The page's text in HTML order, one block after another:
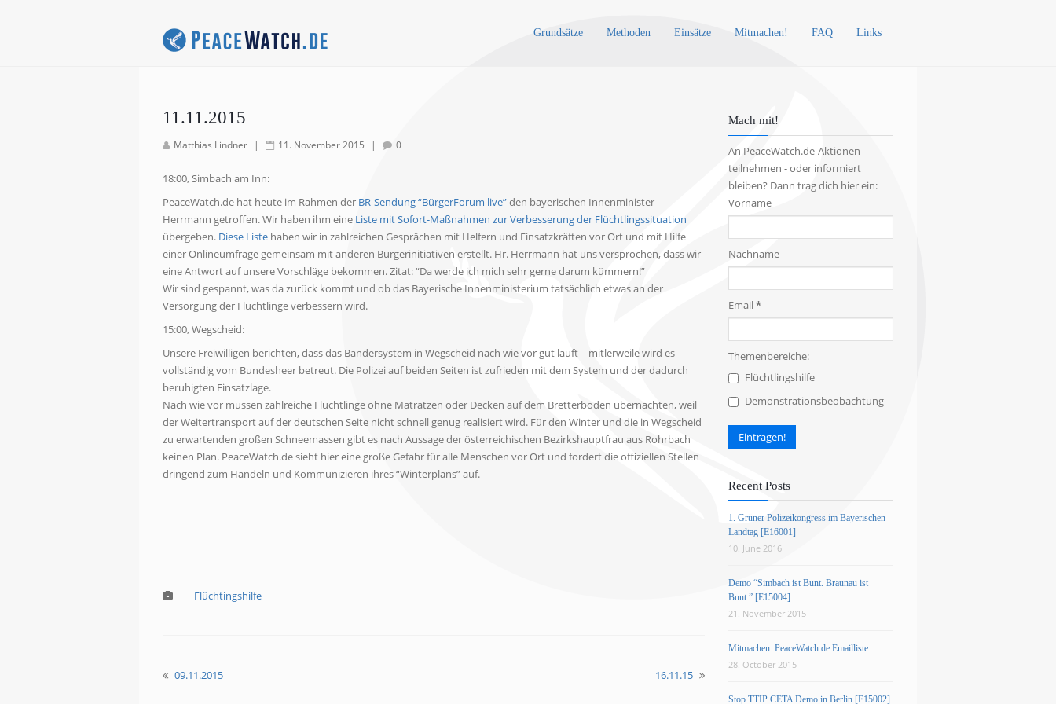
Grundsätze Methoden Einsätze Mitmachen! FAQ Links
11.11.2015
Matthias Lindner | 11. November 2015 | 0
18:00, Simbach am Inn:
PeaceWatch.de hat heute im Rahmen der BR-Sendung “BürgerForum live”den bayerischen Innenminister
Herrmann getroffen. Wir haben ihm eine Liste mit Sofort-Maßnahmen zur Verbesserung der Flüchtlingssituation
übergeben. Diese Liste haben wir in zahlreichen Gesprächen mit Helfern und Einsatzkräften vor Ort und mit Hilfe
einer Onlineumfrage gemeinsam mit anderen Bürgerinitiativen erstellt. Hr. Herrmann hat uns versprochen, dass wir
eine Antwort auf unsere Vorschläge bekommen. Zitat: “Da werde ich mich sehr gerne darum kümmern!”
Wir sind gespannt, was da zurück kommt und ob das Bayerische Innenministerium tatsächlich etwas an der
Versorgung der Flüchtlinge verbessern wird.
15:00, Wegscheid:
Unsere Freiwilligen berichten, dass das Bändersystem in Wegscheid nach wie vor gut läuft – mitlerweile wird es
vollständig vom Bundesheer betreut. Die Polizei auf beiden Seiten ist zufrieden mit dem System und der dadurch
beruhigten Einsatzlage.
Nach wie vor müssen zahlreiche Flüchtlinge ohne Matratzen oder Decken auf dem Bretterboden übernachten, weil
der Weitertransport auf der deutschen Seite nicht schnell genug realisiert wird. Für den Winter und die in Wegscheid
zu erwartenden großen Schneemassen gibt es nach Aussage der österreichischen Bezirkshauptfrau aus Rohrbach
keinen Plan. PeaceWatch.de sieht hier eine große Gefahr für alle Menschen vor Ort und fordert die offiziellen Stellen
dringend zum Handeln und Kommunizieren ihres “Winterplans” auf.
Flüchtingshilfe
09.11.2015 16.11.15
Mach mit!
An PeaceWatch.de-Aktionen
teilnehmen - oder informiert
bleiben? Dann trag dich hier ein:
Vorname
Nachname
Email*
Themenbereiche:
Flüchtlingshilfe
Demonstrationsbeobachtung
Recent Posts
1. Grüner Polizeikongress im Bayerischen
Landtag [E16001]
10. June 2016
Demo “Simbach ist Bunt. Braunau ist
Bunt.” [E15004]
21. November 2015
Mitmachen: PeaceWatch.de Emailliste
28. October 2015
Stop TTIP CETA Demo in Berlin [E15002]